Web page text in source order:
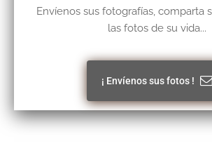
Envíenos sus fotografías, comparta
las fotos de su vida...
¡ Envíenos sus fotos !